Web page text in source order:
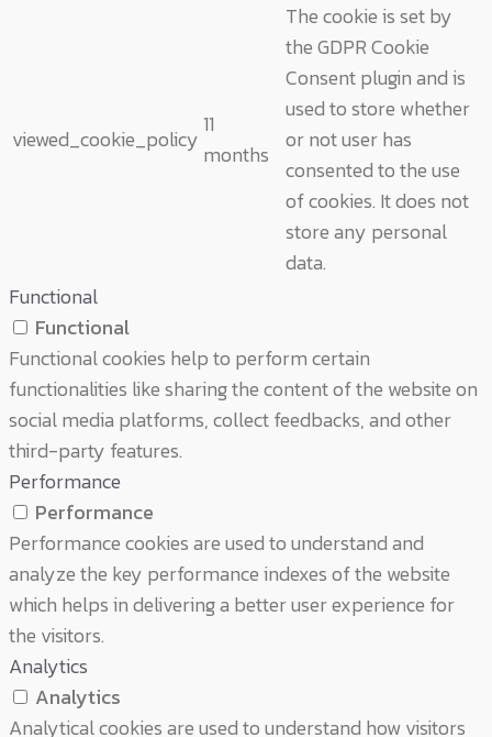
viewed_cookie_policy
11
months
The cookie is set by
the GDPR Cookie
Consent plugin and is
used to store whether
or not user has
consented to the use
of cookies. It does not
store any personal
data.
Functional
Functional
Functional cookies help to perform certain
functionalities like sharing the content of the website on
social media platforms, collect feedbacks, and other
third-party features.
Performance
Performance
Performance cookies are used to understand and
analyze the key performance indexes of the website
which helps in delivering a better user experience for
the visitors.
Analytics
Analytics
Analytical cookies are used to understand how visitors